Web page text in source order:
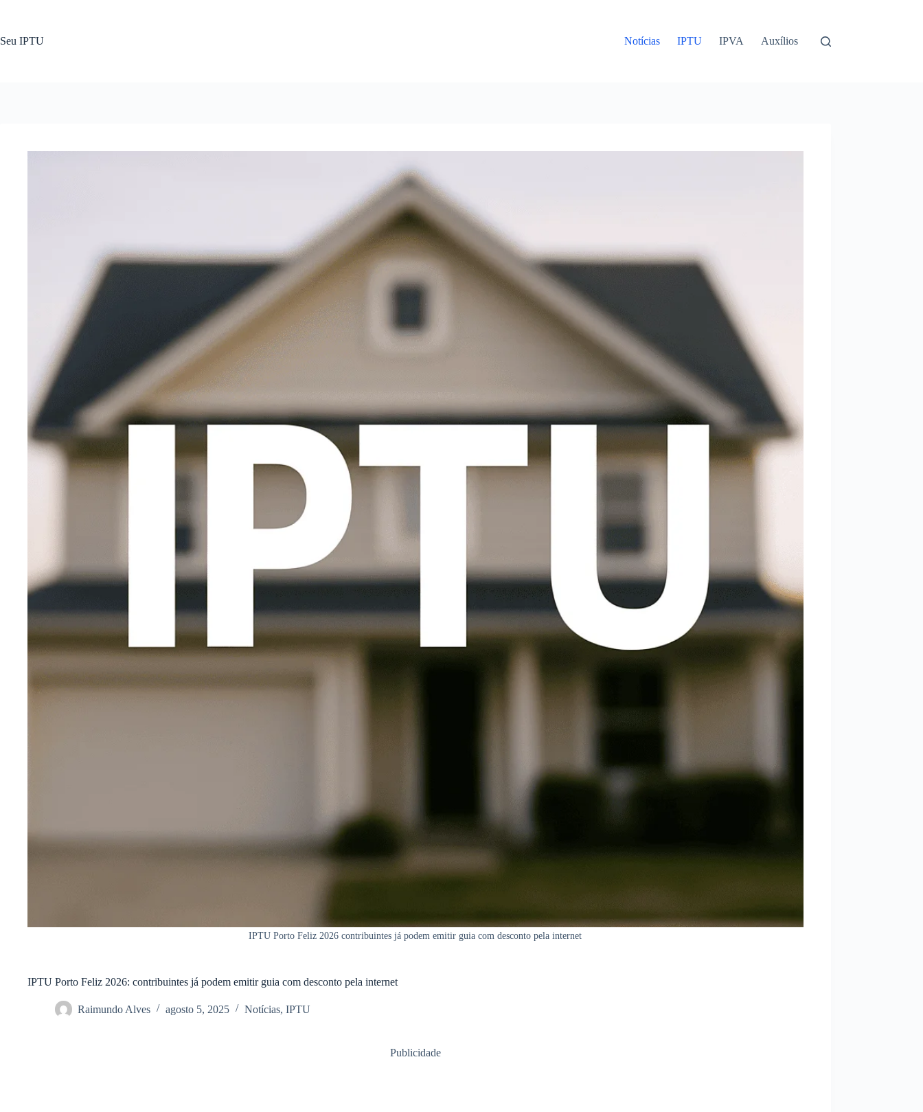
conteúdo
Seu IPTU Notícias IPTU IPVA Auxílios
IPTU Porto Feliz 2026 contribuintes já podem emitir guia com desconto pela internet
IPTU Porto Feliz 2026: contribuintes já podem emitir guia com desconto pela internet
Raimundo Alves agosto 5, 2025 Notícias, IPTU
Publicidade